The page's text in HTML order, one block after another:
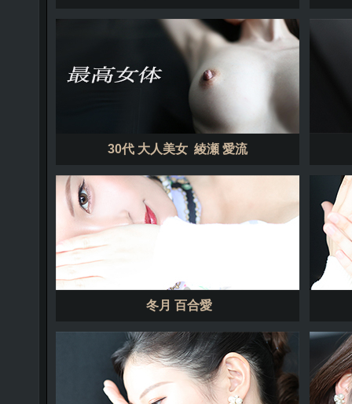
30代 大人美女 綾瀬 愛流
冬月 百合愛